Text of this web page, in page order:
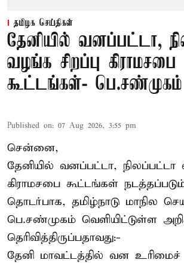
தமிழக செய்திகள்
தேனியில் வனப்பட்டா,
வழங்க சிறப்பு கிராமசபை
கூட்டங்கள்- பெ.சண்முகம்
Published on: 07 Aug 2026, 3:55 pm
சென்னை,
தேனியில் வனப்பட்டா, நிலப்பட்டா
கிராமசபை கூட்டங்கள்
தொடர்பாக, தமிழ்நாடு மாநில
பெ.சண்முகம் வெளியிட்டுள்ள
தெரிவித்திருப்பதாவது:-
தேனி மாவட்டத்தில் வன